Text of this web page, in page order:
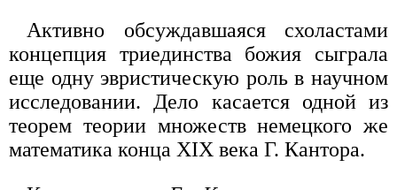
Активно обсуждавшаяся схоластами
концепция триединства божия сыграла
еще одну эвристическую роль в научном
исследовании. Дело касается одной из
теорем теории множеств немецкого же
математика конца XIX века Г. Кантора.